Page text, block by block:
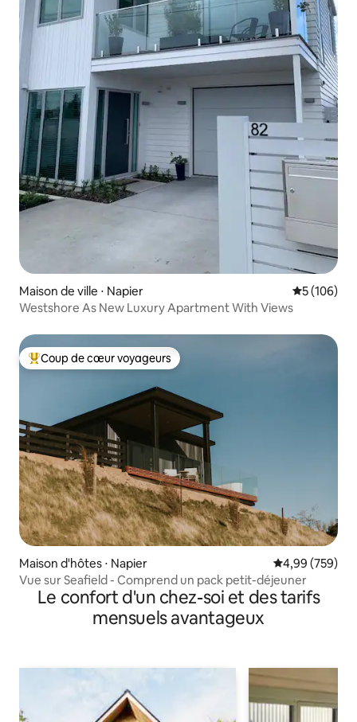
Maison de ville ⋅ Napier Évaluation
5 (106)
Westshore As New Luxury Apartment With Views
Coups de cœur voyageurs les plus appréciés
Coup de cœur voyageurs
Maison d'hôtes ⋅ Napier Évaluation
4,99 (759)
Vue sur Seafield - Comprend un pack petit-déjeuner
Le confort d'un chez-soi et des tarifs
mensuels avantageux